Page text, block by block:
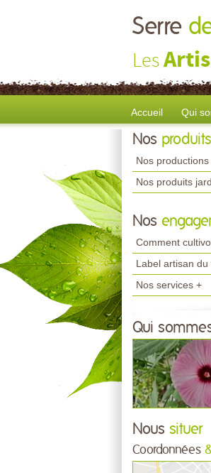
Serre
Les
Accueil Qui
Nos produits
Nos
Nos produits
Nos
Comment
Label artisan du
Nos services +
Qui
Nous situer
Coordonnées